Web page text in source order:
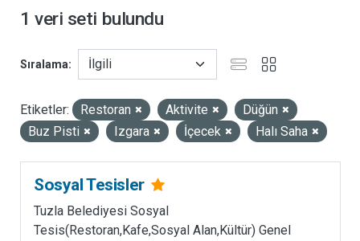
KATEGORILER
ETIKETLER
LISANSLAR
1 veri seti bulundu
Sıralama
Etiketler: Restoran Aktivite
Düğün
Buz Pisti
Izgara İçecek Halı Saha
Sosyal Tesisler
Tuzla Belediyesi Sosyal
Tesis(Restoran,Kafe,Sosyal Alan,Kültür) Genel